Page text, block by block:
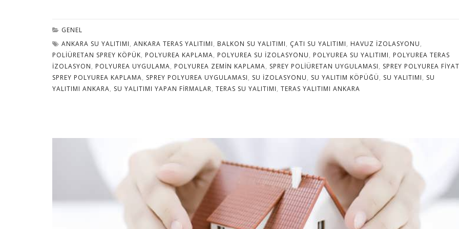
GENEL
ANKARA SU YALITIMI, ANKARA TERAS YALITIMI, BALKON SU YALITIMI, ÇATI SU YALITIMI, HAVUZ IZOLASYONU,
POLIÜRETAN SPREY KÖPÜK, POLYUREA KAPLAMA, POLYUREA SU IZOLASYONU, POLYUREA SU YALITIMI, POLYUREA TERAS
IZOLASYON, POLYUREA UYGULAMA, POLYUREA ZEMIN KAPLAMA, SPREY POLIÜRETAN UYGULAMASI, SPREY POLYUREA FIYAT
SPREY POLYUREA KAPLAMA, SPREY POLYUREA UYGULAMASI, SU IZOLASYONU, SU YALITIM KÖPÜĞÜ, SU YALITIMI, SU
YALITIMI ANKARA, SU YALITIMI YAPAN FIRMALAR, TERAS SU YALITIMI, TERAS YALITIMI ANKARA